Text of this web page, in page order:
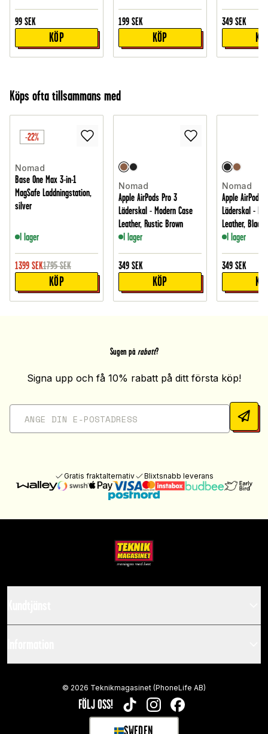
99 SEK
KÖP
199 SEK
KÖP
349 SEK
Köps ofta tillsammans med
-22%
Nomad
Base One Max 3-in-1
MagSafe Laddningstation,
silver
I lager
1399 SEK1795 SEK
KÖP
Nomad
Apple AirPods Pro 3
Läderskal - Modern Case
Leather, Rustic Brown
I lager
349 SEK
KÖP
Nomad
Apple AirPods
Läderskal -
Leather, Black
I lager
349 SEK
Sugen på rabatt?
Signa upp och få 10% rabatt på ditt första köp!
Gratis fraktalternativ Blixtsnabb leverans
FÖLJ OSS! TIKTOKINSTAGRAMFACEBOOK
SWEDEN
© 2026 Teknikmagasinet (PhoneLife AB)